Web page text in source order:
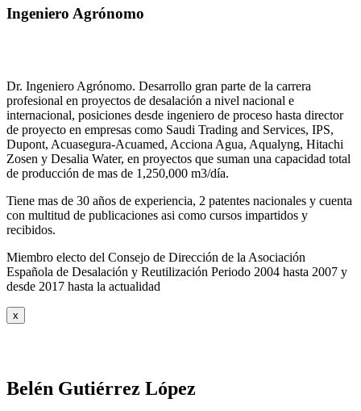
Ingeniero Agrónomo
Dr. Ingeniero Agrónomo. Desarrollo gran parte de la carrera
profesional en proyectos de desalación a nivel nacional e
internacional, posiciones desde ingeniero de proceso hasta director
de proyecto en empresas como Saudi Trading and Services, IPS,
Dupont, Acuasegura-Acuamed, Acciona Agua, Aqualyng, Hitachi
Zosen y Desalia Water, en proyectos que suman una capacidad total
de producción de mas de 1,250,000 m3/día.
Tiene mas de 30 años de experiencia, 2 patentes nacionales y cuenta
con multitud de publicaciones asi como cursos impartidos y
recibidos.
Miembro electo del Consejo de Dirección de la Asociación
Española de Desalación y Reutilización Periodo 2004 hasta 2007 y
desde 2017 hasta la actualidad
x
Belén Gutiérrez López